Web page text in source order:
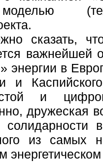
сказать,
важнейшей
энергии в
и
и
дружеская
солидарности
из самых